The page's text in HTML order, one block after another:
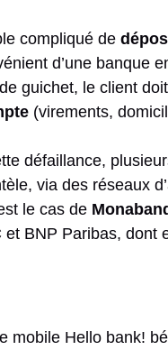
compliqué de
d’une banque
de guichet, le client
(virements,
défaillance,
via des réseaux
le cas de
et BNP Paribas, dont
mobile Hello bank!